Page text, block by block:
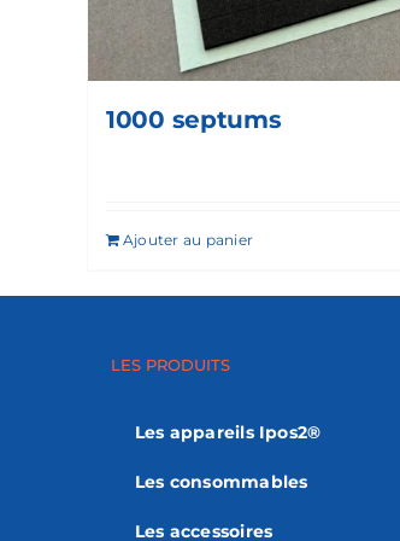
1000 septums
Ajouter au panier
LES PRODUITS
Les appareils Ipos2®
Les consommables
Les accessoires